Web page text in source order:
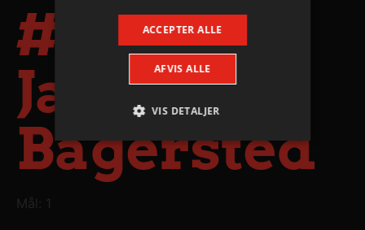
#14
Jacob
Bagersted
Mål: 1
ACCEPTER ALLE
AFVIS ALLE
VIS DETALJER
Absolut nødvendige
Ydeevne